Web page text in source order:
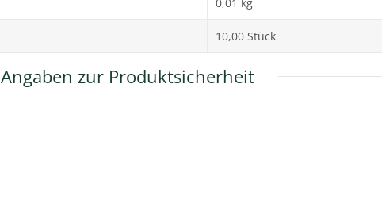
10,00 Stück
Angaben zur Produktsicherheit